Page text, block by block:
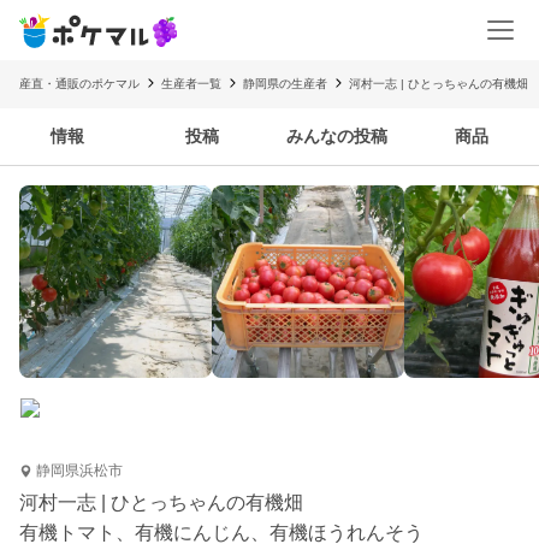
産直・通販のポケマル 生産者一覧 静岡県の生産者 河村一志 | ひとっちゃんの有機畑
情報 投稿 みんなの投稿 商品
静岡県浜松市
河村一志 | ひとっちゃんの有機畑
有機トマト、有機にんじん、有機ほうれんそう